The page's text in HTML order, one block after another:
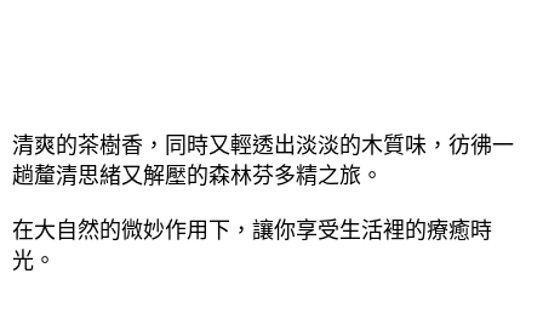
清爽的茶樹香，同時又輕透出淡淡的木質味，彷彿一
趟釐清思緒又解壓的森林芬多精之旅。
在大自然的微妙作用下，讓你享受生活裡的療癒時
光。